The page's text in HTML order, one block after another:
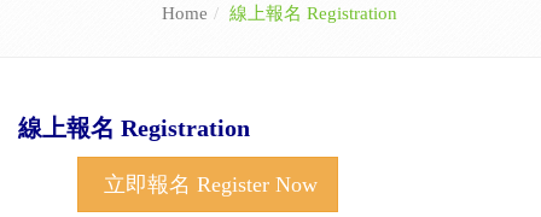
Home 線上報名 Registration
線上報名 Registration
立即報名 Register Now